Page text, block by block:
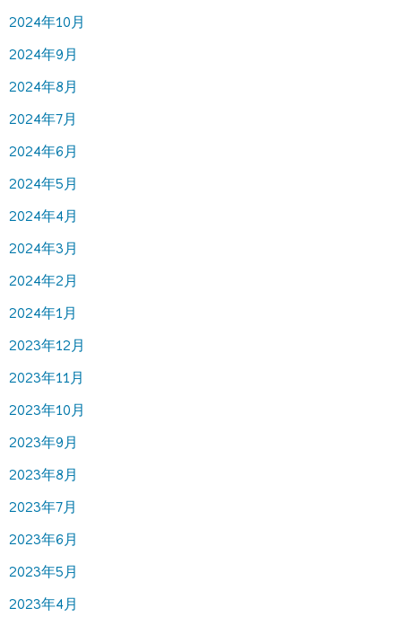
2024年10月
2024年9月
2024年8月
2024年7月
2024年6月
2024年5月
2024年4月
2024年3月
2024年2月
2024年1月
2023年12月
2023年11月
2023年10月
2023年9月
2023年8月
2023年7月
2023年6月
2023年5月
2023年4月